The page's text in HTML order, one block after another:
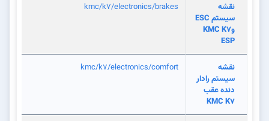
نقشه
سیستم ESC
وKMC K7
ESP
kmc/k7/electronics/brakes
نقشه
سیستم رادار
دنده عقب
KMC K7
kmc/k7/electronics/comfort